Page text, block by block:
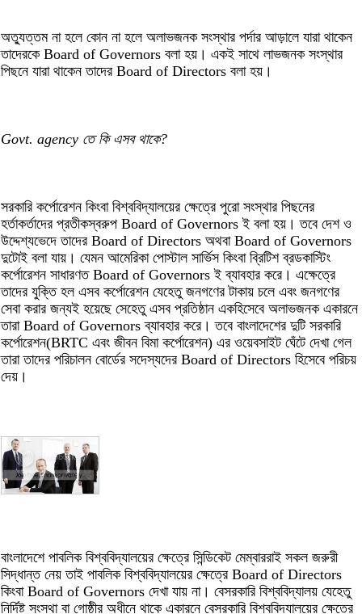
অত্যুত্তম না হলে কোন না হলে অলাভজনক সংস্থার পর্দার আড়ালে যারা থাকেন
তাদেরকে Board of Governors বলা হয়। একই সাথে লাভজনক সংস্থার
পিছনে যারা থাকেন তাদের Board of Directors বলা হয়।
Govt. agency তে কি এসব থাকে?
সরকারি কর্পোরেশন কিংবা বিশ্ববিদ্যালয়ের ক্ষেত্রে পুরো সংস্থার পিছনের
হর্তাকর্তাদের প্রতীকস্বরুপ Board of Governors ই বলা হয়। তবে দেশ ও
উদ্দেশ্যভেদে তাদের Board of Directors অথবা Board of Governors
দুটোই বলা যায়। যেমন আমেরিকা পোস্টাল সার্ভিস কিংবা ব্রিটিশ ব্রডকাস্টিং
কর্পোরেশন সাধারণত Board of Governors ই ব্যাবহার করে। এক্ষেত্রে
তাদের যুক্তি হল এসব কর্পোরেশন যেহেতু জনগণের টাকায় চলে এবং জনগণের
সেবা করার জন্যই হয়েছে সেহেতু এসব প্রতিষ্ঠান একহিসেবে অলাভজনক একারনে
তারা Board of Governors ব্যাবহার করে। তবে বাংলাদেশের দুটি সরকারি
কর্পোরেশন(BRTC এবং জীবন বিমা কর্পোরেশন) এর ওয়েবসাইট ঘেঁটে দেখা গেল
তারা তাদের পরিচালন বোর্ডের সদেস্যদের Board of Directors হিসেবে পরিচয়
দেয়।
বাংলাদেশে পাবলিক বিশ্ববিদ্যালয়ের ক্ষেত্রে সিন্ডিকেট মেম্বাররাই সকল জরুরী
সিদ্ধান্ত নেয় তাই পাবলিক বিশ্ববিদ্যালয়ের ক্ষেত্রে Board of Directors
কিংবা Board of Governors দেখা যায় না। বেসরকারি বিশ্ববিদ্যালয় যেহেতু
নির্দিষ্ট সংস্থা বা গোষ্ঠীর অধীনে থাকে একারনে বেসরকারি বিশ্ববিদ্যালয়ের ক্ষেত্রে